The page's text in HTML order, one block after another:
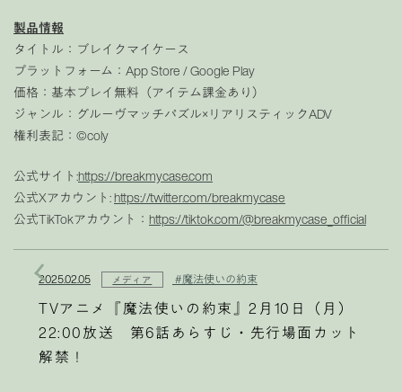
製品情報
タイトル：ブレイクマイケース
プラットフォーム：App Store / Google Play
価格：基本プレイ無料（アイテム課金あり）
ジャンル：グルーヴマッチパズル×リアリスティックADV
権利表記：©coly
公式サイト:https://breakmycase.com
公式Xアカウント:https://twitter.com/breakmycase
公式TikTokアカウント： https://tiktok.com/@breakmycase_official
2025.02.05 メディア #魔法使いの約束
TVアニメ『魔法使いの約束』2月10日（月）
22:00放送 第6話あらすじ・先行場面カット
解禁！